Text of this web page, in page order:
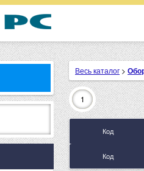
Весь каталог >
1
Код
Код